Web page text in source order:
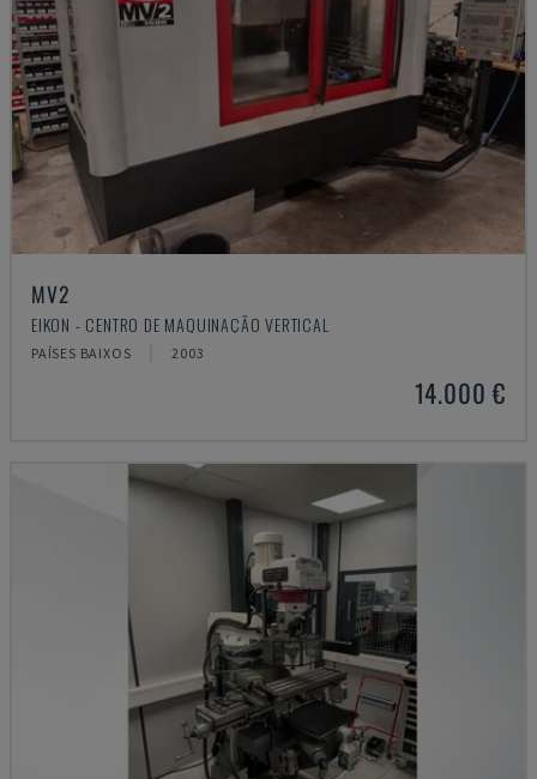
MV2
EIKON - CENTRO DE MAQUINAÇÃO VERTICAL
PAÍSES BAIXOS 2003
14.000 €